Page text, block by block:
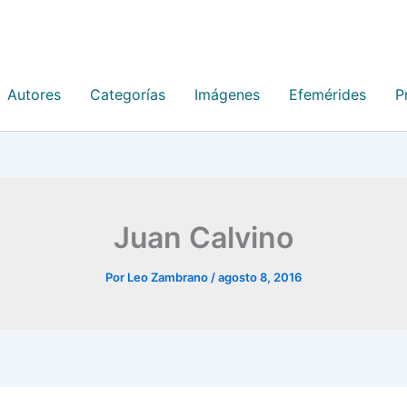
Autores Categorías Imágenes Efemérides
Juan Calvino
Por Leo Zambrano /agosto 8, 2016